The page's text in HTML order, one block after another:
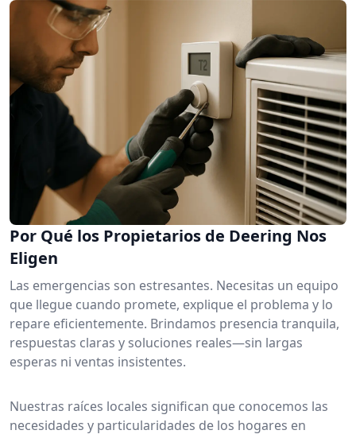
Por Qué los Propietarios de Deering Nos
Eligen
Las emergencias son estresantes. Necesitas un equipo
que llegue cuando promete, explique el problema y lo
repare eficientemente. Brindamos presencia tranquila,
respuestas claras y soluciones reales—sin largas
esperas ni ventas insistentes.
Nuestras raíces locales significan que conocemos las
necesidades y particularidades de los hogares en